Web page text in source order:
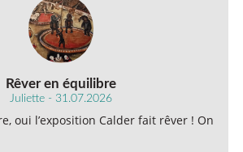
Rêver en équilibre
Juliette - 31.07.2026
oui l’exposition Calder fait rêver ! On